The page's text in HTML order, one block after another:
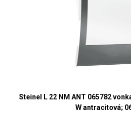
Steinel L 22 NM ANT 065782
W antracitová;